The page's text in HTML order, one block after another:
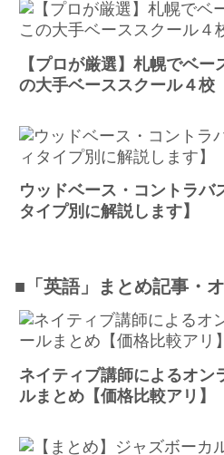
【プロが厳選】札幌でベー
の大手ベーススクール４校
ウッドベース・コントラバ
タイプ別に解説します】
■「英語」まとめ記事・
ネイティブ講師によるオン
ルまとめ【価格比較アリ】